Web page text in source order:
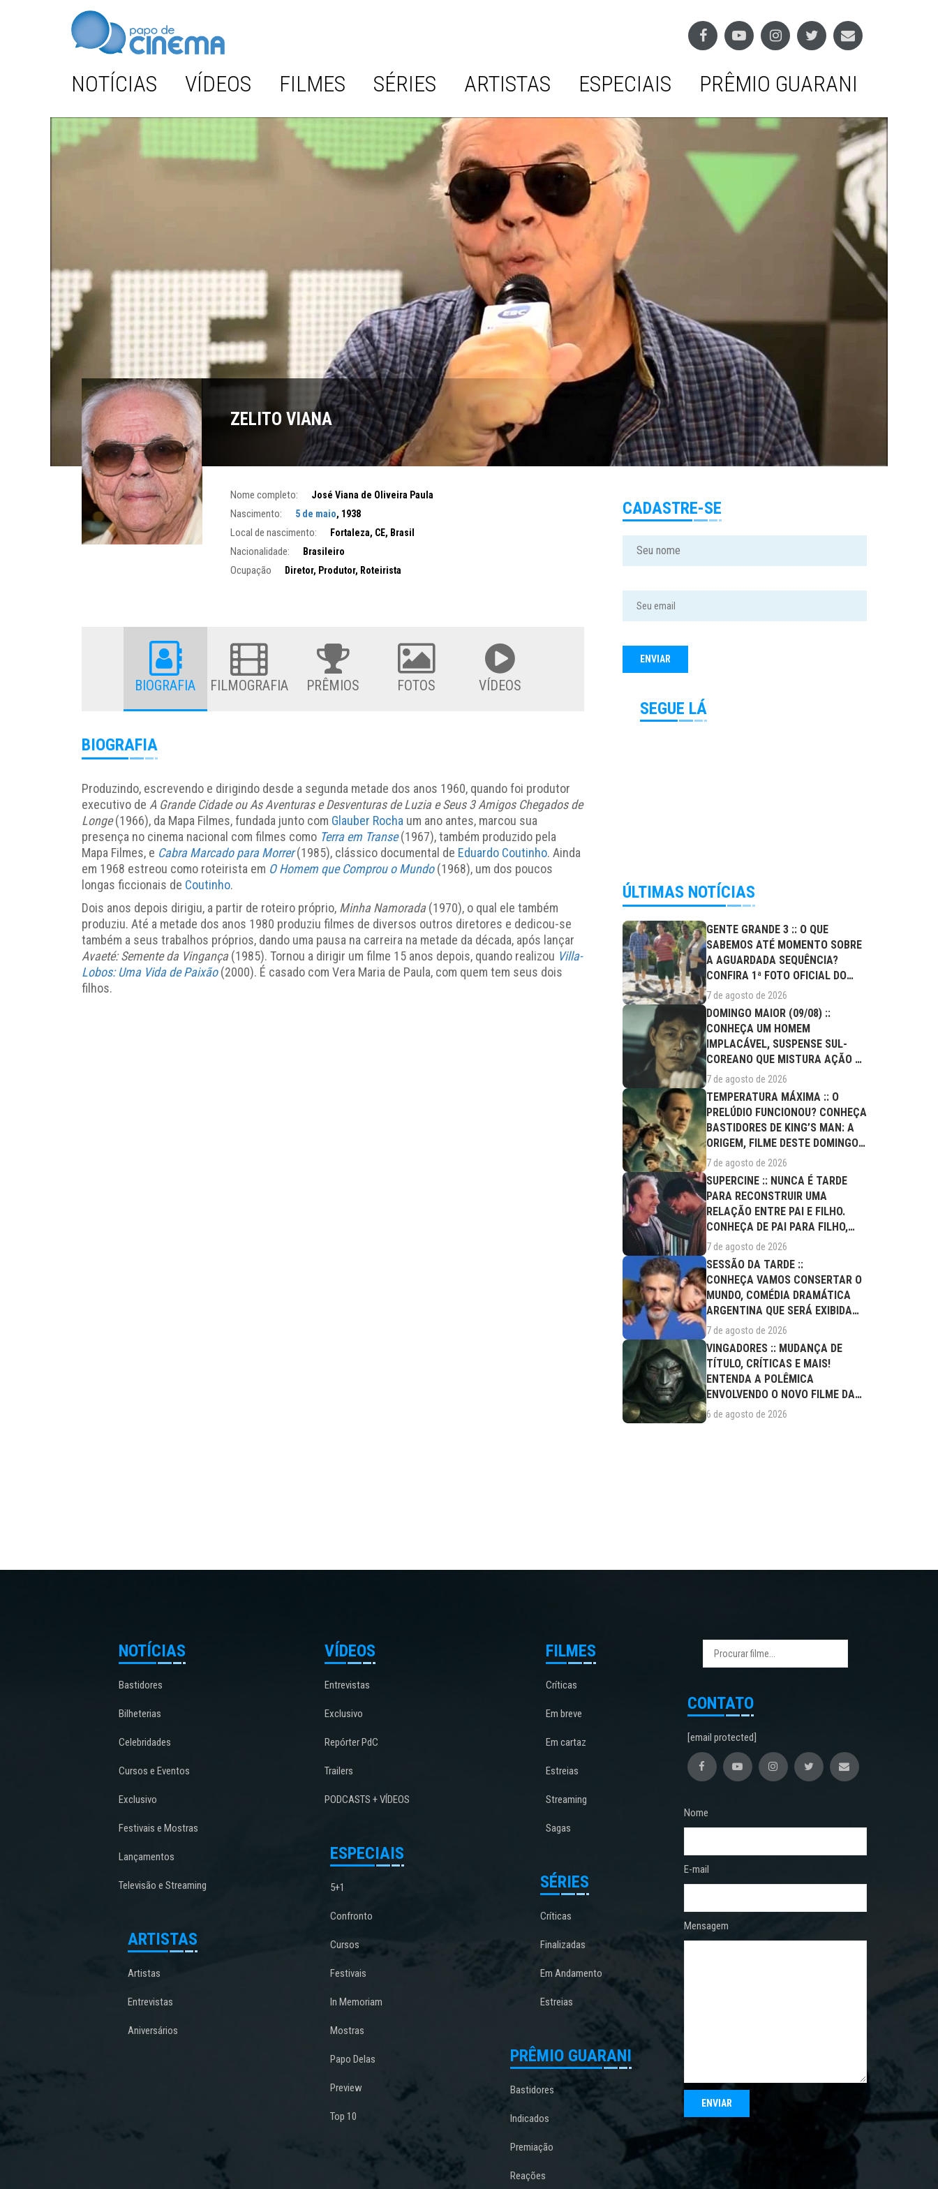
NOTÍCIAS VÍDEOS FILMES SÉRIES ARTISTAS ESPECIAIS PRÊMIO GUARANI
ZELITO VIANA
Nome completo: José Viana de Oliveira Paula
Nascimento: 5 de maio, 1938
Local de nascimento: Fortaleza, CE, Brasil
Nacionalidade: Brasileiro
Ocupação Diretor, Produtor, Roteirista
BIOGRAFIA FILMOGRAFIA PRÊMIOS FOTOS VÍDEOS
BIOGRAFIA
Produzindo, escrevendo e dirigindo desde a segunda metade dos anos 1960, quando foi produtor
executivo de A Grande Cidade ou As Aventuras e Desventuras de Luzia e Seus 3 Amigos Chegados de
Longe(1966), da Mapa Filmes, fundada junto com Glauber Rocha um ano antes, marcou sua
presença no cinema nacional com filmes como Terra em Transe(1967), também produzido pela
Mapa Filmes, e Cabra Marcado para Morrer(1985), clássico documental de Eduardo Coutinho. Ainda
em 1968 estreou como roteirista em O Homem que Comprou o Mundo (1968), um dos poucos
longas ficcionais de Coutinho.
Dois anos depois dirigiu, a partir de roteiro próprio, Minha Namorada(1970), o qual ele também
produziu. Até a metade dos anos 1980 produziu filmes de diversos outros diretores e dedicou-se
também a seus trabalhos próprios, dando uma pausa na carreira na metade da década, após lançar
Avaeté: Semente da Vingança(1985). Tornou a dirigir um filme 15 anos depois, quando realizou Villa-
Lobos: Uma Vida de Paixão (2000). É casado com Vera Maria de Paula, com quem tem seus dois
filhos.
CADASTRE-SE
SEGUE LÁ
ÚLTIMAS NOTÍCIAS
GENTE GRANDE 3 :: O QUE
SABEMOS ATÉ MOMENTO SOBRE
A AGUARDADA SEQUÊNCIA?
CONFIRA 1ª FOTO OFICIAL DO
ELENCO!
7 de agosto de 2026
DOMINGO MAIOR (09/08) ::
CONHEÇA UM HOMEM
IMPLACÁVEL, SUSPENSE SUL-
COREANO QUE MISTURA AÇÃO E
DRAMA FAMILIAR
7 de agosto de 2026
TEMPERATURA MÁXIMA :: O
PRELÚDIO FUNCIONOU? CONHEÇA
BASTIDORES DE KING’S MAN: A
ORIGEM, FILME DESTE DOMINGO
(09/08)
7 de agosto de 2026
SUPERCINE :: NUNCA É TARDE
PARA RECONSTRUIR UMA
RELAÇÃO ENTRE PAI E FILHO.
CONHEÇA DE PAI PARA FILHO,
FILME DESTE...
7 de agosto de 2026
SESSÃO DA TARDE ::
CONHEÇA VAMOS CONSERTAR O
MUNDO, COMÉDIA DRAMÁTICA
ARGENTINA QUE SERÁ EXIBIDA
NESTA SEXTA (07/08)
7 de agosto de 2026
VINGADORES :: MUDANÇA DE
TÍTULO, CRÍTICAS E MAIS!
ENTENDA A POLÊMICA
ENVOLVENDO O NOVO FILME DA
MARVEL
6 de agosto de 2026
NOTÍCIAS
Bastidores
Bilheterias
Celebridades
Cursos e Eventos
Exclusivo
Festivais e Mostras
Lançamentos
Televisão e Streaming
ARTISTAS
Artistas
Entrevistas
Aniversários
VÍDEOS
Entrevistas
Exclusivo
Repórter PdC
Trailers
PODCASTS + VÍDEOS
ESPECIAIS
5+1
Confronto
Cursos
Festivais
In Memoriam
Mostras
Papo Delas
Preview
Top 10
FILMES
Críticas
Em breve
Em cartaz
Estreias
Streaming
Sagas
SÉRIES
Críticas
Finalizadas
Em Andamento
Estreias
PRÊMIO GUARANI
Bastidores
Indicados
Premiação
Reações
CONTATO
[email protected]
Nome
E-mail
Mensagem